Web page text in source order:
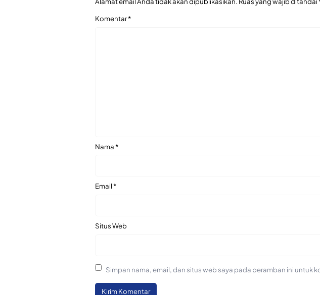
Komentar*
Nama*
Email*
Situs Web
Simpan nama, email, dan situs web saya pada peramban ini untuk